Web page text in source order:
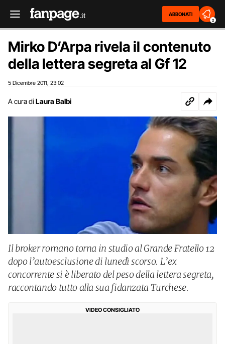
ABBONATI
2
Mirko D’Arpa rivela il contenuto
della lettera segreta al Gf 12
5 Dicembre 2011 23:02
A cura di Laura Balbi
Il broker romano torna in studio al Grande Fratello 12
dopo l’autoesclusione di lunedì scorso. L’ex
concorrente si è liberato del peso della lettera segreta,
raccontando tutto alla sua fidanzata Turchese.
VIDEO CONSIGLIATO